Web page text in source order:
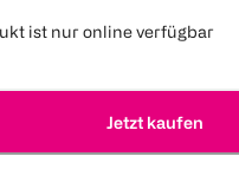
ist nur online verfügbar
Jetzt kaufen